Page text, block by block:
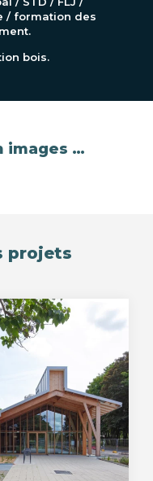
/ formation des
bois.
images …
projets